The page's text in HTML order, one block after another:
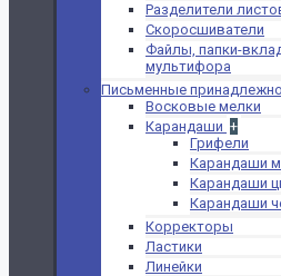
Разделители
Скоросшиватели
Файлы, папки-
мультифора
Письменные
Восковые мелки
Карандаши +
Грифели
Карандаши
Карандаши
Карандаши
Корректоры
Ластики
Линейки